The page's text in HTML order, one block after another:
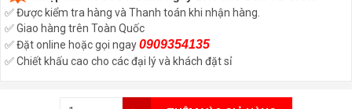
✅ Được kiểm tra hàng và Thanh toán khi nhận hàng.
✅ Giao hàng trên Toàn Quốc
✅ Đặt online hoặc gọi ngay0909354135
✅ Chiết khấu cao cho các đại lý và khách đặt sỉ